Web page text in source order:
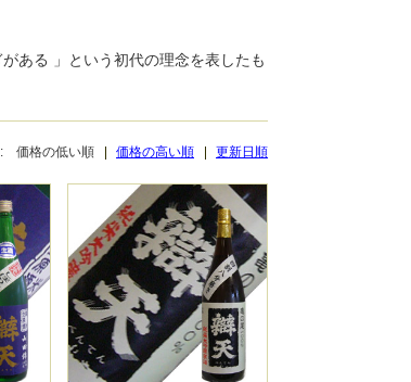
ある 」という初代の理念を表したも
: 価格の低い順 価格の高い順 更新日順